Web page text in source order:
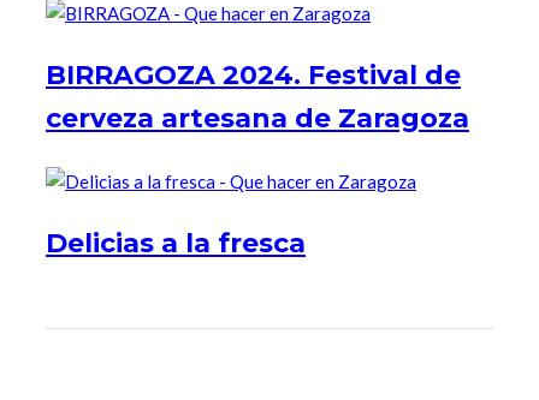
BIRRAGOZA 2024. Festival de
cerveza artesana de Zaragoza
Delicias a la fresca